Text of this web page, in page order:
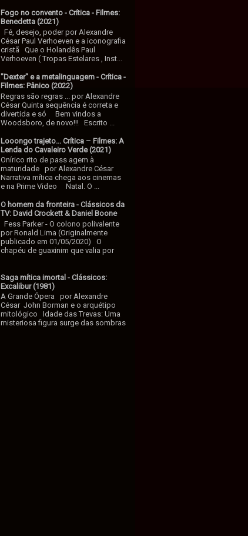
Fogo no convento - Crítica - Filmes:
Benedetta (2021)
Fé, desejo, poder por Alexandre
César Paul Verhoeven e a iconografia
cristã Que o Holandês Paul
Verhoeven ( Tropas Estelares , Inst...
"Dexter" e a metalinguagem - Crítica -
Filmes: Pânico (2022)
Regras são regras ... por Alexandre
César Quinta sequência é correta e
divertida e só Bem vindos a
Woodsboro, de novo!!! Escrito ...
Looongo trajeto... Crítica – Filmes: A
Lenda do Cavaleiro Verde (2021)
Onírico rito de pass agem à
maturidade por Alexandre César
Narrativa mítica chega aos cinemas
e na Prime Video Natal. O ...
O homem da fronteira - Clássicos da
TV: David Crockett & Daniel Boone
Fess Parker - O colono polivalente
por Ronald Lima (Originalmente
publicado em 01/05/2020) O
chapéu de guaxinim que valia por
Saga mítica imortal - Clássicos:
Excalibur (1981)
A Grande Ópera por Alexandre
César John Borman e o arquétipo
mitológico Idade das Trevas: Uma
misteriosa figura surge das sombras